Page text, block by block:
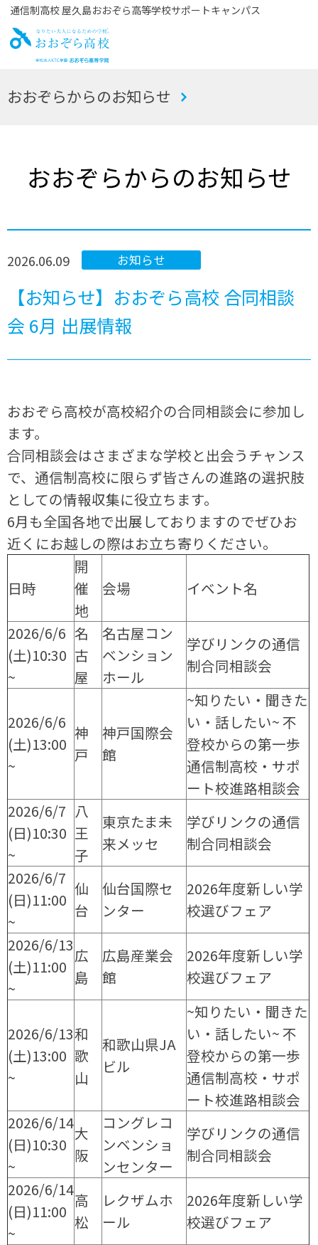
通信制高校 屋久島おおぞら高等学校サポートキャンパス
お
おおぞらからのお知らせ
おおぞらからのお知らせ
2026.06.09 お知らせ
【お知らせ】おおぞら高校 合同相談
会 6月 出展情報
おおぞら高校が高校紹介の合同相談会に参加し
ます。
合同相談会はさまざまな学校と出会うチャンス
で、通信制高校に限らず皆さんの進路の選択肢
としての情報収集に役立ちます。
6月も全国各地で出展しておりますのでぜひお
近くにお越しの際はお立ち寄りください。
日時
開
催
地
会場 イベント名
2026/6/6
(土)10:30
~
名
古
屋
名古屋コン
ベンション
ホール
学びリンクの通信
制合同相談会
2026/6/6
(土)13:00
~
神
戸
神戸国際会
館
~知りたい・聞きた
い・話したい~ 不
登校からの第一歩
通信制高校・サポ
ート校進路相談会
2026/6/7
(日)10:30
~
八
王
子
東京たま未
来メッセ
学びリンクの通信
制合同相談会
2026/6/7
(日)11:00
~
仙
台
仙台国際セ
ンター
2026年度新しい学
校選びフェア
2026/6/13
(土)11:00
~
広
島
広島産業会
館
2026年度新しい学
校選びフェア
2026/6/13
(土)13:00
~
和
歌
山
和歌山県JA
ビル
~知りたい・聞きた
い・話したい~ 不
登校からの第一歩
通信制高校・サポ
ート校進路相談会
2026/6/14
(日)10:30
~
大
阪
コングレコ
ンベンショ
ンセンター
学びリンクの通信
制合同相談会
2026/6/14
(日)11:00
~
高
松
レクザムホ
ール
2026年度新しい学
校選びフェア